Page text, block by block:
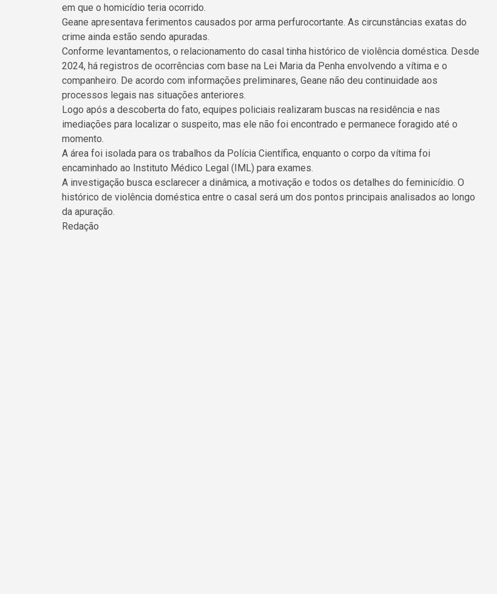
em que o homicídio teria ocorrido.
Geane apresentava ferimentos causados por arma perfurocortante. As circunstâncias exatas do
crime ainda estão sendo apuradas.
Conforme levantamentos, o relacionamento do casal tinha histórico de violência doméstica. Desde
2024, há registros de ocorrências com base na Lei Maria da Penha envolvendo a vítima e o
companheiro. De acordo com informações preliminares, Geane não deu continuidade aos
processos legais nas situações anteriores.
Logo após a descoberta do fato, equipes policiais realizaram buscas na residência e nas
imediações para localizar o suspeito, mas ele não foi encontrado e permanece foragido até o
momento.
A área foi isolada para os trabalhos da Polícia Científica, enquanto o corpo da vítima foi
encaminhado ao Instituto Médico Legal (IML) para exames.
A investigação busca esclarecer a dinâmica, a motivação e todos os detalhes do feminicídio. O
histórico de violência doméstica entre o casal será um dos pontos principais analisados ao longo
da apuração.
Redação